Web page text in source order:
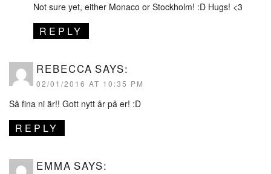
Not sure yet, either Monaco or Stockholm! :D Hugs! <3
REPLY
REBECCA SAYS:
02/01/2016 AT 10:35 PM
Så fina ni är!! Gott nytt år på er! :D
REPLY
EMMA SAYS: